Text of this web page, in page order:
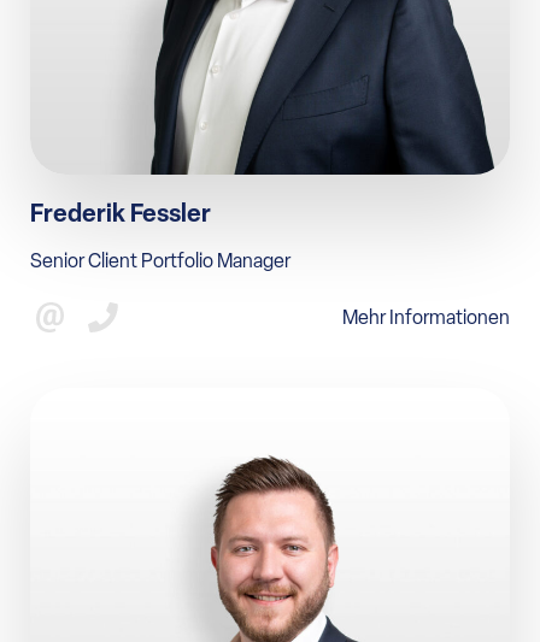
Frederik Fessler
Senior Client Portfolio Manager
Mehr Informationen